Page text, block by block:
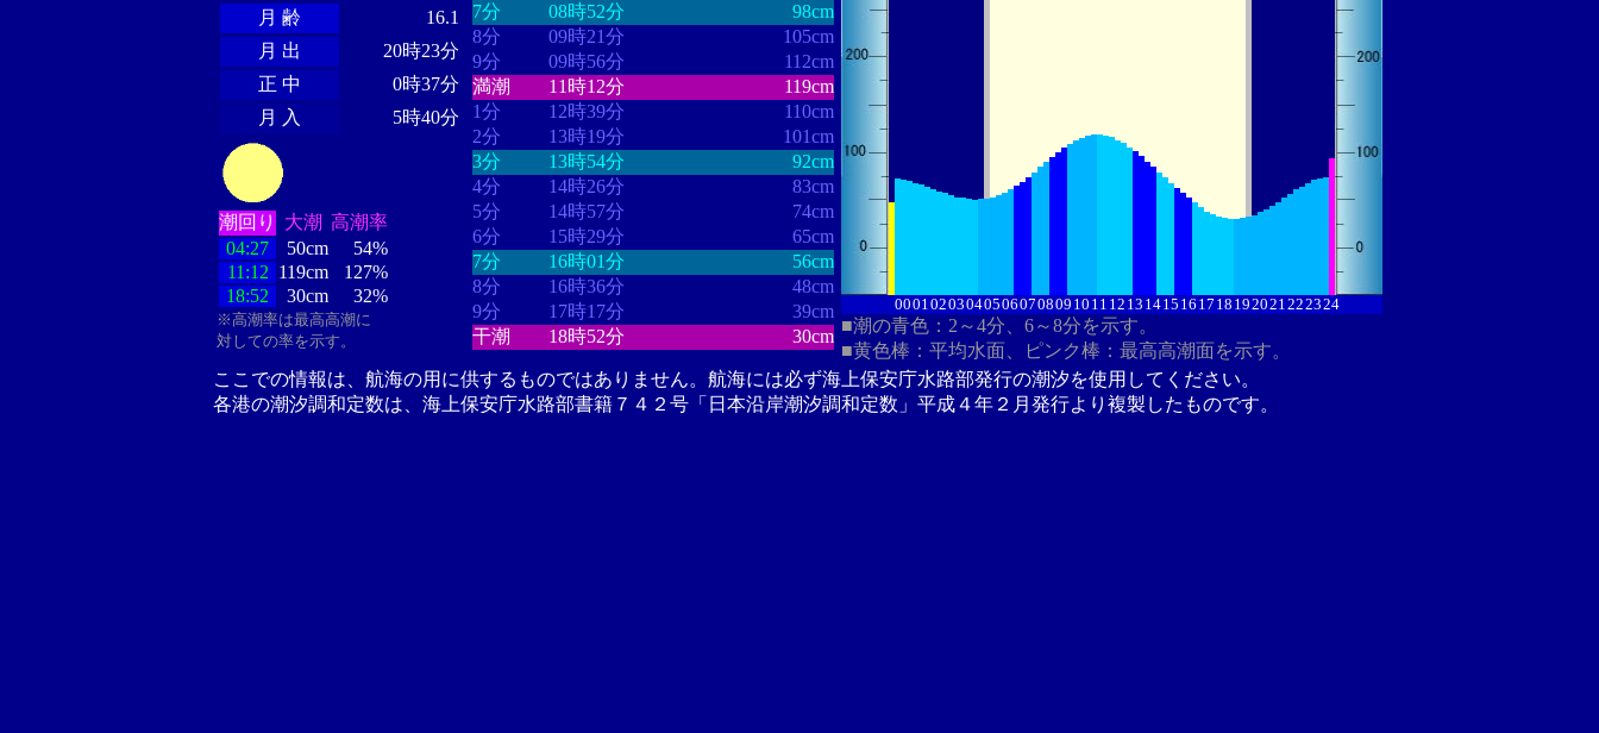
月 齢
16.1
月 出
20時23分
正 中
0時37分
月 入
5時40分
潮回り 大潮 高潮率
04:27
50cm
54%
11:12 119cm
127%
18:52
30cm 32%
※高潮率は最高高潮に
対しての率を示す。
7分
08時52分
98cm
8分
09時21分
105cm
9分
09時56分
112cm
満潮
11時12分
119cm
1分
12時39分
110cm
2分
13時19分
101cm
3分
13時54分
92cm
4分
14時26分
83cm
5分
14時57分
74cm
6分
15時29分
65cm
7分
16時01分
56cm
8分
16時36分
48cm
9分
17時17分
39cm
干潮
18時52分 30cm
00010203040506070809 10 11 12 13 1415 16 17 18 192021222324
■潮の青色：2～4分、6～8分を示す。
■黄色棒：平均水面、ピンク棒：最高高潮面を示す。
ここでの情報は、航海の用に供するものではありません。航海には必ず海上保安庁水路部発行の潮汐を使用してください。
各港の潮汐調和定数は、海上保安庁水路部書籍７４２号「日本沿岸潮汐調和定数」平成４年２月発行より複製したものです。